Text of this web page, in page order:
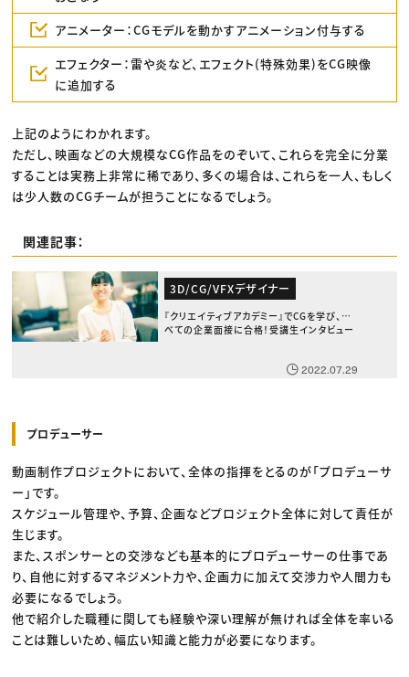
アニメーター：CGモデルを動かすアニメーション付与する
エフェクター：雷や炎など、エフェクト(特殊効果)をCG映像
に追加する
上記のようにわかれます。
ただし、映画などの大規模なCG作品をのぞいて、これらを完全に分業
することは実務上非常に稀であり、多くの場合は、これらを一人、もしく
は少人数のCGチームが担うことになるでしょう。
関連記事：
3D/CG/VFXデザイナー
『クリエイティブアカデミー』でCGを学び、す
べての企業面接に合格！受講生インタビュー
2022.07.29
プロデューサー
動画制作プロジェクトにおいて、全体の指揮をとるのが「プロデューサ
ー」です。
スケジュール管理や、予算、企画などプロジェクト全体に対して責任が
生じます。
また、スポンサーとの交渉なども基本的にプロデューサーの仕事であ
り、自他に対するマネジメント力や、企画力に加えて交渉力や人間力も
必要になるでしょう。
他で紹介した職種に関しても経験や深い理解が無ければ全体を率いる
ことは難しいため、幅広い知識と能力が必要になります。